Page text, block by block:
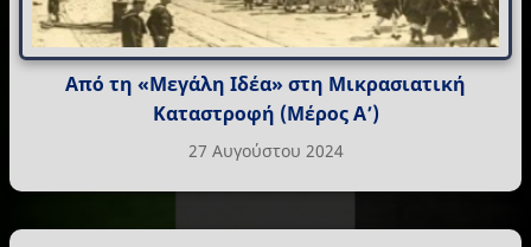
Από τη «Μεγάλη Ιδέα» στη Μικρασιατική
Καταστροφή (Μέρος Α’)
27 Αυγούστου 2024